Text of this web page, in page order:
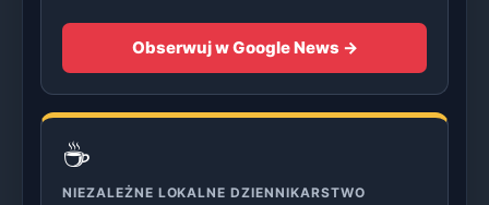
Obserwuj w Google News →
☕
NIEZALEŻNE LOKALNE DZIENNIKARSTWO